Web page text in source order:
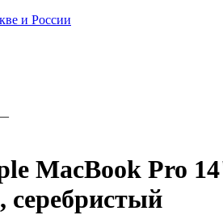
и России
MacBook Pro
серебристый